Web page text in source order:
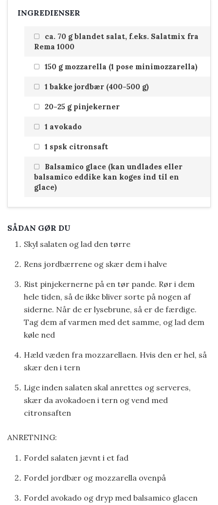
INGREDIENSER
ca. 70 g blandet salat, f.eks. Salatmix fra
Rema 1000
150 g mozzarella (1 pose minimozzarella)
1 bakke jordbær (400-500 g)
20-25 g pinjekerner
1 avokado
1 spsk citronsaft
Balsamico glace (kan undlades eller
balsamico eddike kan koges ind til en
glace)
SÅDAN GØR DU
Skyl salaten og lad den tørre
Rens jordbærrene og skær dem i halve
Rist pinjekernerne på en tør pande. Rør i dem
hele tiden, så de ikke bliver sorte på nogen af
siderne. Når de er lysebrune, så er de færdige.
Tag dem af varmen med det samme, og lad dem
køle ned
Hæld væden fra mozzarellaen. Hvis den er hel, så
skær den i tern
Lige inden salaten skal anrettes og serveres,
skær da avokadoen i tern og vend med
citronsaften
ANRETNING:
Fordel salaten jævnt i et fad
Fordel jordbær og mozzarella ovenpå
Fordel avokado og dryp med balsamico glacen